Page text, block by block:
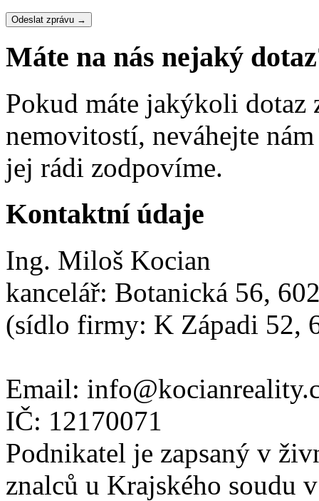
Máte na nás nejaký
Pokud máte jakýkoli dotaz
nemovitostí, neváhejte
jej rádi zodpovíme.
Kontaktní údaje
Ing. Miloš Kocian
kancelář: Botanická 56,
(sídlo firmy: K Západi 52,
Email:
IČ: 12170071
Podnikatel je zapsaný v
znalců u Krajského soudu